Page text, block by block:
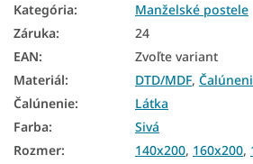
Moderné postele
Luxusné postele
Moderné manželské
Čalúnené manželské
Manželské postele 140x200 s
Kategória:
Manželské postele
Záruka:
24
EAN:
Zvoľte variant
Materiál: DTD/MDF,
Čalúnenie:
Látka
Farba:
Sivá
Rozmer: 140x200, 160x200,